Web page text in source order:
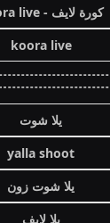
كورة لايف - koora live
koora live
يلا شوت
yalla shoot
يلا شوت زون
يلا لايف